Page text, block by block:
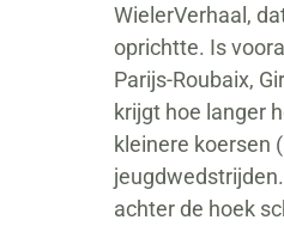
WielerVerhaal,
oprichtte. Is
Parijs-Roubaix,
krijgt hoe langer
kleinere koersen
achter de hoek